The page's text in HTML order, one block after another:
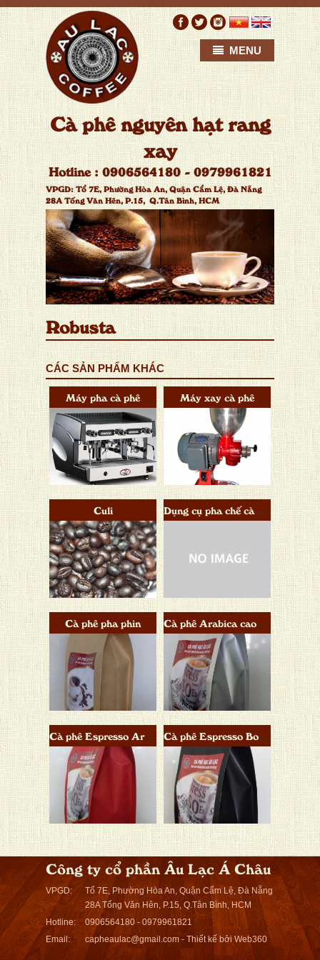
Cà phê nguyên hạt rang
xay
Hotline : 0906564180 - 0979961821
VPGD:Tổ7E,PhườngHòaAn,QuậnCẩmLệ,ĐàNẵng
28ATốngVănHên,P.15, Q.TânBình,HCM
MENU
Robusta
CÁC SẢN PHẨM KHÁC
Máy pha cà phê Máy xay cà phê
Culi Dụng cụ pha chế cà phê
Cà phê pha phin Cà phê Arabica cao cấp
Cà phê Espresso Aroma Blend Cà phê Espresso Body Blend
Công ty cổ phần Âu Lạc Á Châu
VPGD:
Tổ 7E, Phường Hòa An, Quận Cẩm Lệ, Đà Nẵng
28A Tống Văn Hên, P.15, Q.Tân Bình, HCM
Hotline:
0906564180 - 0979961821
Email:
capheaulac@gmail.com - Thiết kế bởiWeb360